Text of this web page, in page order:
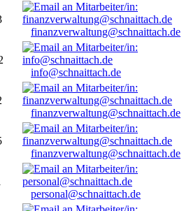
finanzverwaltung@schnaittach.de
info@schnaittach.de
finanzverwaltung@schnaittach.de
finanzverwaltung@schnaittach.de
personal@schnaittach.de